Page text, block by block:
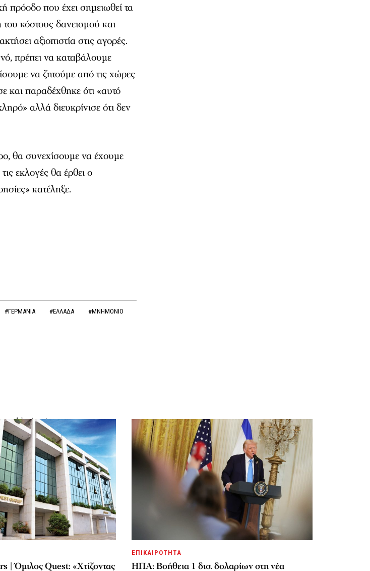
πρόοδο που έχει σημειωθεί τα
κόστους δανεισμού και
αξιοπιστία στις αγορές.
πρέπει να καταβάλουμε
να ζητούμε από τις χώρες
και παραδέχθηκε ότι «αυτό
αλλά διευκρίνισε ότι δεν
θα συνεχίσουμε να έχουμε
εκλογές θα έρθει ο
κατέληξε.
#ΓΕΡΜΑΝΙΑ #ΕΛΛΑΔΑ
#ΜΝΗΜΟΝΙΟ
| Όμιλος Quest: «Χτίζοντας
ΕΠΙΚΑΙΡΟΤΗΤΑ
ΗΠΑ: Βοήθεια 1 δισ. δολαρίων στη νέα